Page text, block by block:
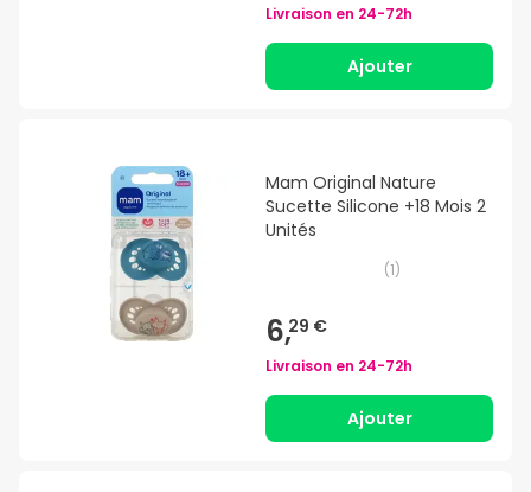
Livraison en 24-72h
Ajouter
Mam Original Nature
Sucette Silicone +18 Mois 2
Unités
(1)
6,29 €
Livraison en 24-72h
Ajouter